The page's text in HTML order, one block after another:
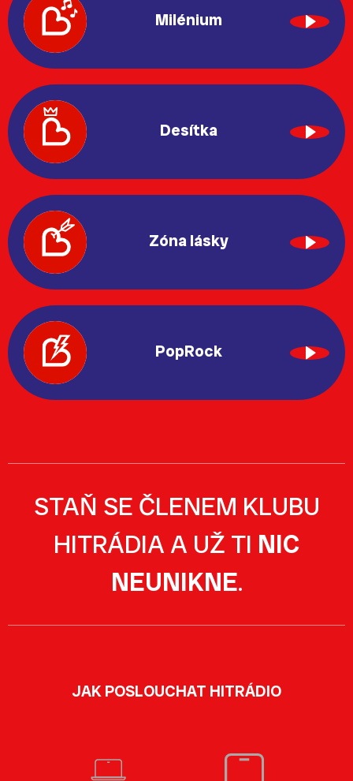
Milénium
Desítka
Zóna lásky
PopRock
STAŇ SE ČLENEM KLUBU
HITRÁDIA A UŽ TI NIC
NEUNIKNE.
JAK POSLOUCHAT HITRÁDIO